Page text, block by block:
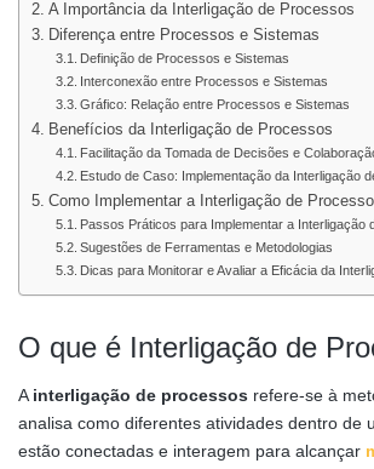
A Importância da Interligação de Processos
Diferença entre Processos e Sistemas
Definição de Processos e Sistemas
Interconexão entre Processos e Sistemas
Gráfico: Relação entre Processos e Sistemas
Benefícios da Interligação de Processos
Facilitação da Tomada de Decisões e
Estudo de Caso: Implementação da Interligação
Como Implementar a Interligação de
Passos Práticos para Implementar a Interligação
Sugestões de Ferramentas e Metodologias
Dicas para Monitorar e Avaliar a Eficácia da
O que é Interligação de
Ainterligação de processos refere-se à
analisa como diferentes atividades dentro de
estão conectadas e interagem para alcançar